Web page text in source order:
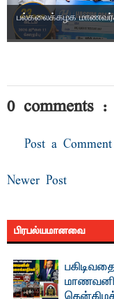
பல்கலைக்கழக
0 comments :
Post a Comment
Newer Post
பிரபல்யமானவை